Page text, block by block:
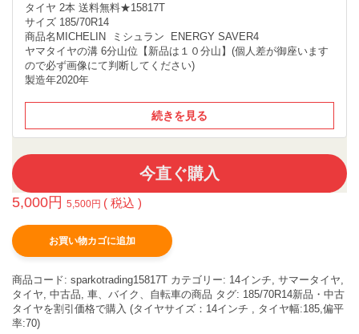
タイヤ 2本 送料無料★15817T
サイズ 185/70R14
商品名MICHELIN ミシュラン ENERGY SAVER4
ヤマタイヤの溝 6分山位【新品は１０分山】(個人差が御座います
ので必ず画像にて判断してください)
製造年2020年
続きを見る
今直ぐ購入
5,000円 5,500円 ( 税込 )
お買い物カゴに追加
商品コード: sparkotrading15817T カテゴリー: 14インチ サマータイヤ
タイヤ 中古品 車、バイク、自転車の商品 タグ: 185/70R14新品・中古
タイヤを割引価格で購入 (タイヤサイズ：14インチ , タイヤ幅:185,偏平
率:70)